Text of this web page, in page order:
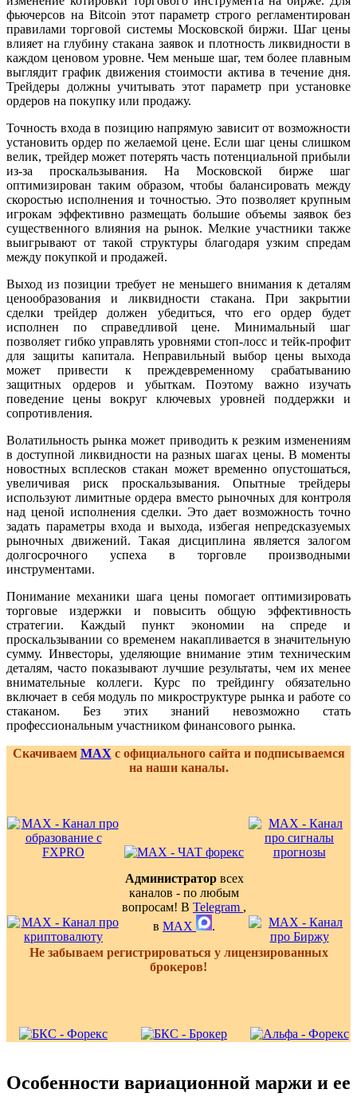
фьючерсов на Bitcoin этот параметр строго регламентирован
правилами торговой системы Московской биржи. Шаг цены
влияет на глубину стакана заявок и плотность ликвидности в
каждом ценовом уровне. Чем меньше шаг, тем более плавным
выглядит график движения стоимости актива в течение дня.
Трейдеры должны учитывать этот параметр при установке
ордеров на покупку или продажу.
Точность входа в позицию напрямую зависит от возможности
установить ордер по желаемой цене. Если шаг цены слишком
велик, трейдер может потерять часть потенциальной прибыли
из-за проскальзывания. На Московской бирже шаг
оптимизирован таким образом, чтобы балансировать между
скоростью исполнения и точностью. Это позволяет крупным
игрокам эффективно размещать большие объемы заявок без
существенного влияния на рынок. Мелкие участники также
выигрывают от такой структуры благодаря узким спредам
между покупкой и продажей.
Выход из позиции требует не меньшего внимания к деталям
ценообразования и ликвидности стакана. При закрытии
сделки трейдер должен убедиться, что его ордер будет
исполнен по справедливой цене. Минимальный шаг
позволяет гибко управлять уровнями стоп-лосс и тейк-профит
для защиты капитала. Неправильный выбор цены выхода
может привести к преждевременному срабатыванию
защитных ордеров и убыткам. Поэтому важно изучать
поведение цены вокруг ключевых уровней поддержки и
сопротивления.
Волатильность рынка может приводить к резким изменениям
в доступной ликвидности на разных шагах цены. В моменты
новостных всплесков стакан может временно опустошаться,
увеличивая риск проскальзывания. Опытные трейдеры
используют лимитные ордера вместо рыночных для контроля
над ценой исполнения сделки. Это дает возможность точно
задать параметры входа и выхода, избегая непредсказуемых
рыночных движений. Такая дисциплина является залогом
долгосрочного успеха в торговле производными
инструментами.
Понимание механики шага цены помогает оптимизировать
торговые издержки и повысить общую эффективность
стратегии. Каждый пункт экономии на спреде и
проскальзывании со временем накапливается в значительную
сумму. Инвесторы, уделяющие внимание этим техническим
деталям, часто показывают лучшие результаты, чем их менее
внимательные коллеги. Курс по трейдингу обязательно
включает в себя модуль по микроструктуре рынка и работе со
стаканом. Без этих знаний невозможно стать
профессиональным участником финансового рынка.
Скачиваем MAXс официального сайта и подписываемся
на наши каналы.
Администраторвсех
каналов - по любым
вопросам! В Telegram ,
в MAX
.
Не забываем регистрироваться у лицензированных
брокеров!
Особенности вариационной маржи и ее